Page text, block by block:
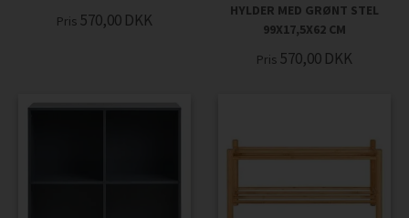
Pris 570,00 DKK
HYLDER MED GRØNT STEL
99X17,5X62 CM
Pris 570,00 DKK